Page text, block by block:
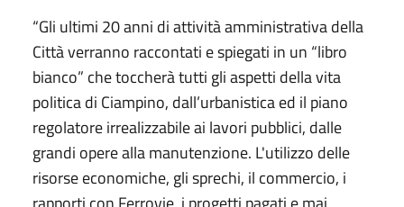
“Gli ultimi 20 anni di attività amministrativa della
Città verranno raccontati e spiegati in un “libro
bianco” che toccherà tutti gli aspetti della vita
politica di Ciampino, dall’urbanistica ed il piano
regolatore irrealizzabile ai lavori pubblici, dalle
grandi opere alla manutenzione. L'utilizzo delle
risorse economiche, gli sprechi, il commercio, i